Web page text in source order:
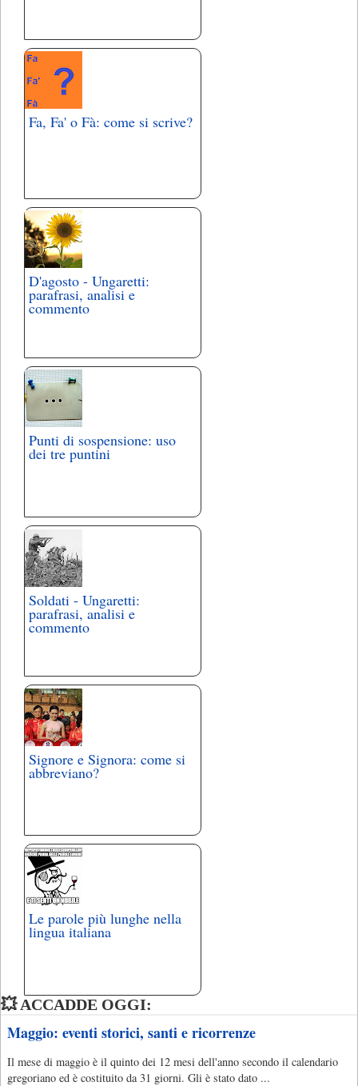
Fa, Fa' o Fà: come si scrive?
D'agosto - Ungaretti:
parafrasi, analisi e
commento
Punti di sospensione: uso
dei tre puntini
Soldati - Ungaretti:
parafrasi, analisi e
commento
Signore e Signora: come si
abbreviano?
Le parole più lunghe nella
lingua italiana
💥 ACCADDE OGGI:
Maggio: eventi storici, santi e ricorrenze
Il mese di maggio è il quinto dei 12 mesi dell'anno secondo il calendario
gregoriano ed è costituito da 31 giorni. Gli è stato dato ...